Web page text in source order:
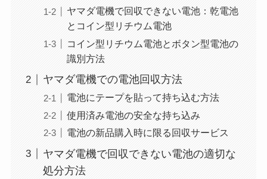
ヤマダ電機で回収できない電池：乾電池
とコイン型リチウム電池
コイン型リチウム電池とボタン型電池の
識別方法
ヤマダ電機での電池回収方法
電池にテープを貼って持ち込む方法
使用済み電池の安全な持ち込み
電池の新品購入時に限る回収サービス
ヤマダ電機で回収できない電池の適切な
処分方法